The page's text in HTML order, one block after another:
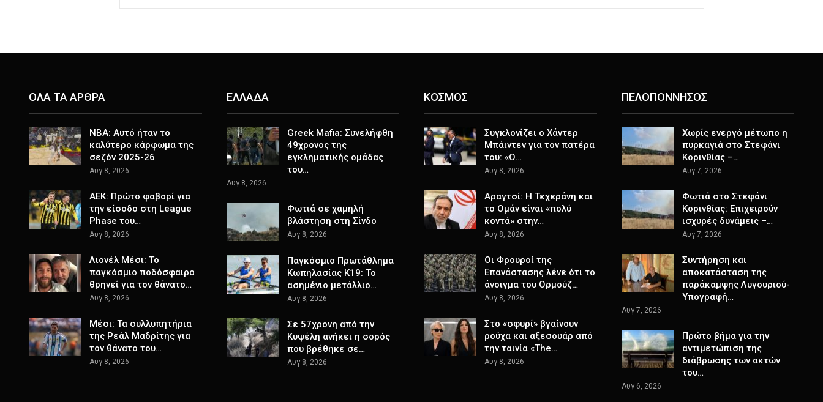
ΟΛΑ ΤΑ ΑΡΘΡΑ
NBA: Αυτό ήταν το
καλύτερο κάρφωμα της
σεζόν 2025-26
Αυγ 8, 2026
ΑΕΚ: Πρώτο φαβορί για
την είσοδο στη League
Phase του…
Αυγ 8, 2026
Λιονέλ Μέσι: Το
παγκόσμιο ποδόσφαιρο
θρηνεί για τον θάνατο…
Αυγ 8, 2026
Μέσι: Τα συλλυπητήρια
της Ρεάλ Μαδρίτης για
τον θάνατο του…
Αυγ 8, 2026
ΕΛΛΑΔΑ
Greek Mafia: Συνελήφθη
49χρονος της
εγκληματικής ομάδας
του…
Αυγ 8, 2026
Φωτιά σε χαμηλή
βλάστηση στη Σίνδο
Αυγ 8, 2026
Παγκόσμιο Πρωτάθλημα
Κωπηλασίας Κ19: Το
ασημένιο μετάλλιο…
Αυγ 8, 2026
Σε 57χρονη από την
Κυψέλη ανήκει η σορός
που βρέθηκε σε…
Αυγ 8, 2026
ΚΟΣΜΟΣ
Συγκλονίζει ο Χάντερ
Μπάιντεν για τον πατέρα
του: «Ο…
Αυγ 8, 2026
Αραγτσί: Η Τεχεράνη και
το Ομάν είναι «πολύ
κοντά» στην…
Αυγ 8, 2026
Οι Φρουροί της
Επανάστασης λένε ότι το
άνοιγμα του Ορμούζ…
Αυγ 8, 2026
Στο «σφυρί» βγαίνουν
ρούχα και αξεσουάρ από
την ταινία «The…
Αυγ 8, 2026
ΠΕΛΟΠΟΝΝΗΣΟΣ
Χωρίς ενεργό μέτωπο η
πυρκαγιά στο Στεφάνι
Κορινθίας –…
Αυγ 7, 2026
Φωτιά στο Στεφάνι
Κορινθίας: Επιχειρούν
ισχυρές δυνάμεις –…
Αυγ 7, 2026
Συντήρηση και
αποκατάσταση της
παράκαμψης Λυγουριού-
Υπογραφή…
Αυγ 7, 2026
Πρώτο βήμα για την
αντιμετώπιση της
διάβρωσης των ακτών
του…
Αυγ 6, 2026